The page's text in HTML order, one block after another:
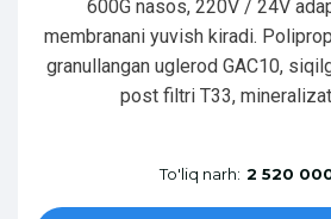
600G nasos, 220V / 24V
membranani yuvish kiradi.
granullangan uglerod GAC10,
post filtri T33,
To'liq narh: 2 520